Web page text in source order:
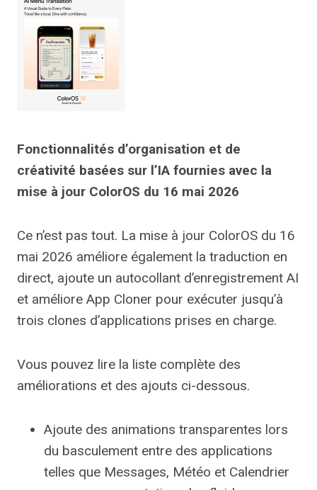
Fonctionnalités d’organisation et de
créativité basées sur l’IA fournies avec la
mise à jour ColorOS du 16 mai 2026
Ce n’est pas tout. La mise à jour ColorOS du 16
mai 2026 améliore également la traduction en
direct, ajoute un autocollant d’enregistrement AI
et améliore App Cloner pour exécuter jusqu’à
trois clones d’applications prises en charge.
Vous pouvez lire la liste complète des
améliorations et des ajouts ci-dessous.
Ajoute des animations transparentes lors
du basculement entre des applications
telles que Messages, Météo et Calendrier